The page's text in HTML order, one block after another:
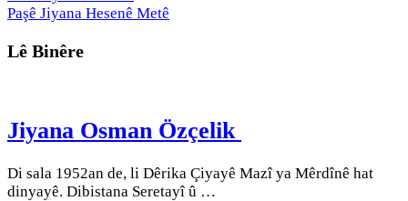
Paşê Jiyana Hesenê Metê
Lê Binêre
Jiyana Osman Özçelik
Di sala 1952an de, li Dêrika Çiyayê Mazî ya Mêrdînê hat
dinyayê. Dibistana Seretayî û …